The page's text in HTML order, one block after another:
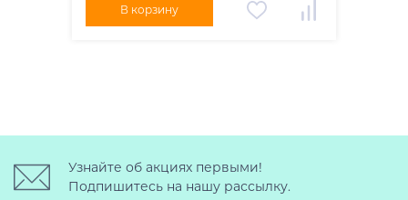
В корзину
Узнайте об акциях первыми!
Подпишитесь на нашу рассылку.